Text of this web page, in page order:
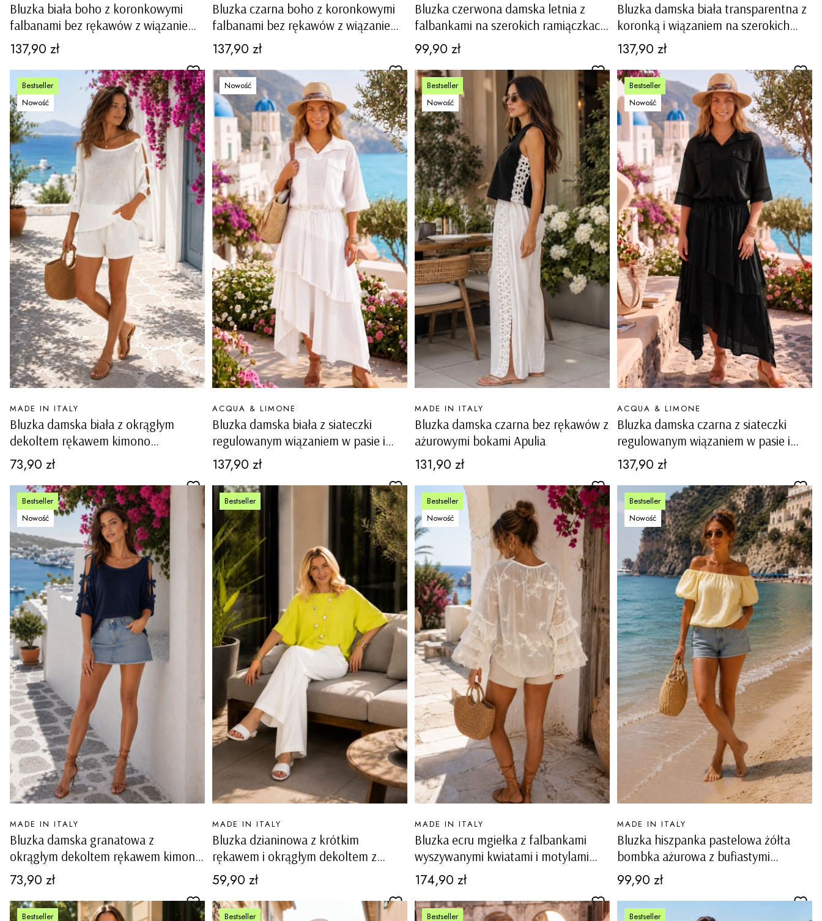
Bluzka biała boho z koronkowymi
falbanami bez rękawów z wiązaniem
przy dekolcie Posina
Cena
137,90 zł
Bluzka czarna boho z koronkowymi
falbanami bez rękawów z wiązaniem
przy dekolcie Posina
Cena
137,90 zł
Bluzka czerwona damska letnia z
falbankami na szerokich ramiączkach
100% bawełna Baruzzoa
Cena
99,90 zł
Bluzka damska biała transparentna z
koronką i wiązaniem na szerokich
ramiączkach boho paryżanka
Balmuccia
Cena
137,90 zł
Bestseller
Nowość
Bluzka damska biała z okrągłym
dekoltem rękawem kimono
wycięciami i kokardkami na rękawach
Ottiglio
PRODUCENT
MADE IN ITALY
Cena
73,90 zł
Nowość
Bluzka damska biała z siateczki
regulowanym wiązaniem w pasie i
ozdobnymi patkami Sangano
PRODUCENT
ACQUA & LIMONE
Cena
137,90 zł
Bestseller
Nowość
Bluzka damska czarna bez rękawów z
ażurowymi bokami Apulia
PRODUCENT
MADE IN ITALY
Cena
131,90 zł
Bestseller
Nowość
Bluzka damska czarna z siateczki
regulowanym wiązaniem w pasie i
ozdobnymi patkami Sangano
PRODUCENT
ACQUA & LIMONE
Cena
137,90 zł
Bestseller
Nowość
Bluzka damska granatowa z
okrągłym dekoltem rękawem kimono
wycięciami i kokardkami na rękawach
Ottiglio
PRODUCENT
MADE IN ITALY
Cena
73,90 zł
Bestseller
Bluzka dzianinowa z krótkim
rękawem i okrągłym dekoltem z
przeszyciami na ramionach
Rioneroinvulture limonka
PRODUCENT
MADE IN ITALY
Cena
59,90 zł
Bestseller
Nowość
Bluzka ecru mgiełka z falbankami
wyszywanymi kwiatami i motylami
transparentna Monesiglio
PRODUCENT
MADE IN ITALY
Cena
174,90 zł
Bestseller
Nowość
Bluzka hiszpanka pastelowa żółta
bombka ażurowa z bufiastymi
rękawami Monrupino
PRODUCENT
MADE IN ITALY
Cena
99,90 zł
Bestseller Bestseller Bestseller Bestseller